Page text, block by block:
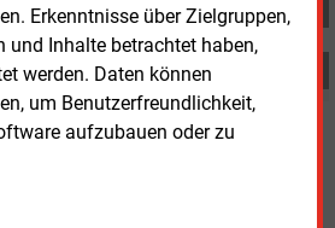
Erkenntnisse über Zielgruppen,
und Inhalte betrachtet haben,
werden. Daten können
um Benutzerfreundlichkeit,
aufzubauen oder zu
ZUM THEMA
Montag, 15.12.2025, 12:17
Finanzierung für Kavernenanlage